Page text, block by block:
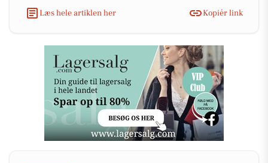
Læs hele artiklen her
Kopiér link